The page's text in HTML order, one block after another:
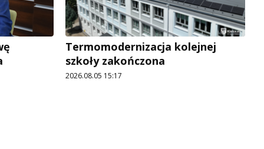
Termomodernizacja kolejnej
szkoły zakończona
2026.08.05 15:17